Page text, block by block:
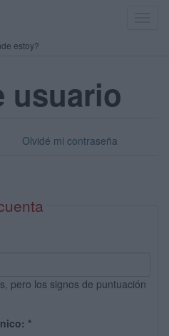
estoy?
usuario
Olvidé mi contraseña
pero los signos de puntuación
*